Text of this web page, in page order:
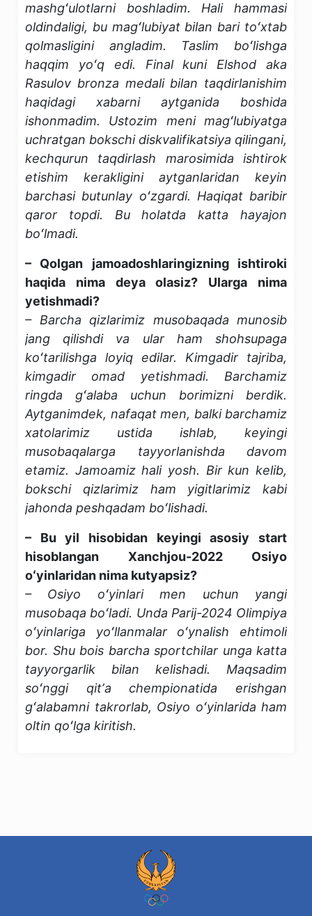
mashgʻulotlarni boshladim. Hali hammasi
oldindaligi, bu magʻlubiyat bilan bari toʻxtab
qolmasligini angladim. Taslim boʻlishga
haqqim yoʻq edi. Final kuni Elshod aka
Rasulov bronza medali bilan taqdirlanishim
haqidagi xabarni aytganida boshida
ishonmadim. Ustozim meni magʻlubiyatga
uchratgan bokschi diskvalifikatsiya qilingani,
kechqurun taqdirlash marosimida ishtirok
etishim kerakligini aytganlaridan keyin
barchasi butunlay oʻzgardi. Haqiqat baribir
qaror topdi. Bu holatda katta hayajon
boʻlmadi.
– Qolgan jamoadoshlaringizning ishtiroki
haqida nima deya olasiz? Ularga nima
yetishmadi?
– Barcha qizlarimiz musobaqada munosib
jang qilishdi va ular ham shohsupaga
koʻtarilishga loyiq edilar. Kimgadir tajriba,
kimgadir omad yetishmadi. Barchamiz
ringda gʻalaba uchun borimizni berdik.
Aytganimdek, nafaqat men, balki barchamiz
xatolarimiz ustida ishlab, keyingi
musobaqalarga tayyorlanishda davom
etamiz. Jamoamiz hali yosh. Bir kun kelib,
bokschi qizlarimiz ham yigitlarimiz kabi
jahonda peshqadam boʻlishadi.
– Bu yil hisobidan keyingi asosiy start
hisoblangan Xanchjou-2022 Osiyo
oʻyinlaridan nima kutyapsiz?
– Osiyo oʻyinlari men uchun yangi
musobaqa boʻladi. Unda Parij-2024 Olimpiya
oʻyinlariga yoʻllanmalar oʻynalish ehtimoli
bor. Shu bois barcha sportchilar unga katta
tayyorgarlik bilan kelishadi. Maqsadim
soʻnggi qitʼa chempionatida erishgan
gʻalabamni takrorlab, Osiyo oʻyinlarida ham
oltin qoʻlga kiritish.